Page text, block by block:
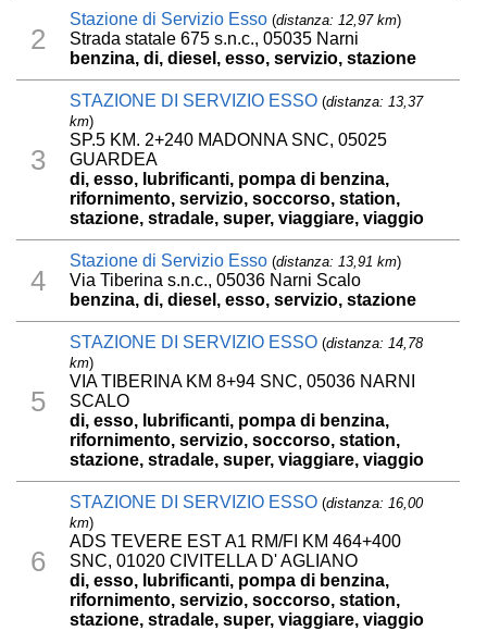
2
Stazione di Servizio Esso (distanza: 12,97 km)
Strada statale 675 s.n.c., 05035 Narni
benzina, di, diesel, esso, servizio, stazione
3
STAZIONE DI SERVIZIO ESSO (distanza: 13,37
km)
SP.5 KM. 2+240 MADONNA SNC, 05025
GUARDEA
di, esso, lubrificanti, pompa di benzina,
rifornimento, servizio, soccorso, station,
stazione, stradale, super, viaggiare, viaggio
4
Stazione di Servizio Esso (distanza: 13,91 km)
Via Tiberina s.n.c., 05036 Narni Scalo
benzina, di, diesel, esso, servizio, stazione
5
STAZIONE DI SERVIZIO ESSO (distanza: 14,78
km)
VIA TIBERINA KM 8+94 SNC, 05036 NARNI
SCALO
di, esso, lubrificanti, pompa di benzina,
rifornimento, servizio, soccorso, station,
stazione, stradale, super, viaggiare, viaggio
6
STAZIONE DI SERVIZIO ESSO (distanza: 16,00
km)
ADS TEVERE EST A1 RM/FI KM 464+400
SNC, 01020 CIVITELLA D' AGLIANO
di, esso, lubrificanti, pompa di benzina,
rifornimento, servizio, soccorso, station,
stazione, stradale, super, viaggiare, viaggio